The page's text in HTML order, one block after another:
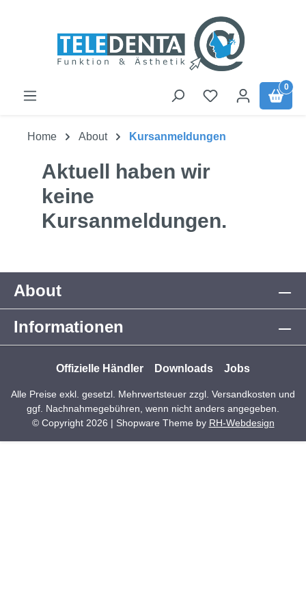
0
Home About Kursanmeldungen
Aktuell haben wir
keine
Kursanmeldungen.
About
Informationen
Offizielle Händler Downloads Jobs
Alle Preise exkl. gesetzl. Mehrwertsteuer zzgl. Versandkosten und
ggf. Nachnahmegebühren, wenn nicht anders angegeben.
© Copyright 2026 | Shopware Theme by RH-Webdesign